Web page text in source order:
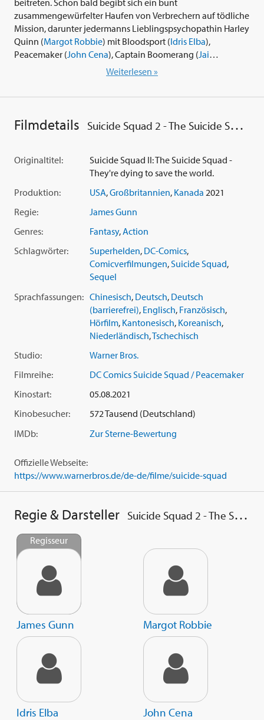
beitreten. Schon bald begibt sich ein bunt
zusammengewürfelter Haufen von Verbrechern auf tödliche
Mission, darunter jedermanns Lieblingspsychopathin Harley
Quinn (Margot Robbie) mit Bloodsport (Idris Elba),
Peacemaker (John Cena), Captain Boomerang (Jai
), Ratcatcher II (Daniela Melchior
nur so wimmelnden Insel 'Corto Maltese' ein. Auf ihrem Weg
durch den von militanten Widersachern und Guerillas
anderen. Einzig Colonel Rick Flag (Joel Kinnaman) ist als
Stimme der Vernunft mit von der Partie und Amanda Wallers
das Selbstmordkommando tut. Wie immer gilt: Eine falsche
Bewegung bedeutet den sicheren Tod - ganz gleich ob
Wer clever ist, würde kein Geld auf dieses Team setzen, nicht
auf ein einziges Mitglied.
Weiterlesen »
Filmdetails Suicide Squad 2 - The Suicide Squad
Originaltitel:
Suicide Squad II: The Suicide Squad -
They're dying to save the world.
Produktion:
USA,Großbritannien, Kanada 2021
Regie:
James Gunn
Genres:
Fantasy,Action
Schlagwörter:
Superhelden, DC-Comics,
Comicverfilmungen,Suicide Squad,
Sequel
Sprachfassungen: Chinesisch, Deutsch, Deutsch
(barrierefrei), Englisch, Französisch,
Hörfilm, Kantonesisch, Koreanisch,
Niederländisch,Tschechisch
Studio:
Warner Bros.
Filmreihe:
DC Comics Suicide Squad / Peacemaker
Kinostart:
05.08.2021
Kinobesucher:
572 Tausend (Deutschland)
IMDb:
Zur Sterne-Bewertung
Offizielle Webseite:
https://www.warnerbros.de/de-de/filme/suicide-squad
Regie & Darsteller Suicide Squad 2 - The Suicide Squad
Regisseur
James Gunn Margot Robbie
Idris Elba John Cena